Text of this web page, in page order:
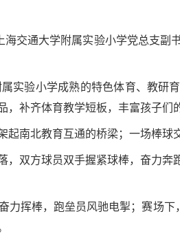
交通大学附属实验小学党总支
实验小学成熟的特色体育、教研
补齐体育教学短板，丰富孩子们
南北教育互通的桥梁；一场棒球
双方球员双手握紧球棒，奋力
力挥棒，跑垒员风驰电掣；赛场